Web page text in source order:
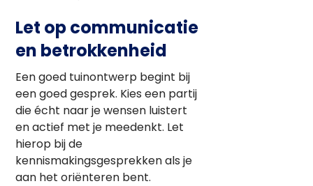
Let op communicatie
en betrokkenheid
Een goed tuinontwerp begint bij
een goed gesprek. Kies een partij
die écht naar je wensen luistert
en actief met je meedenkt. Let
hierop bij de
kennismakingsgesprekken als je
aan het oriënteren bent.